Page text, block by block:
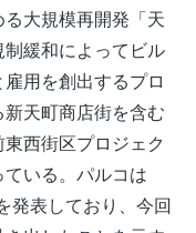
大規模再開発「天
緩和によってビル
用を創出するプロ
天町商店街を含む
西街区プロジェク
ている。パルコは
発表しており、今回